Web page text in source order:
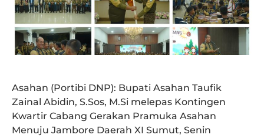
Asahan (Portibi DNP): Bupati Asahan Taufik
Zainal Abidin, S.Sos, M.Si melepas Kontingen
Kwartir Cabang Gerakan Pramuka Asahan
Menuju Jambore Daerah XI Sumut, Senin